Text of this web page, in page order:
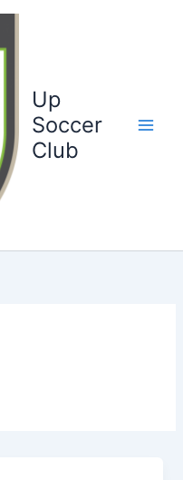
Up
Soccer
Club